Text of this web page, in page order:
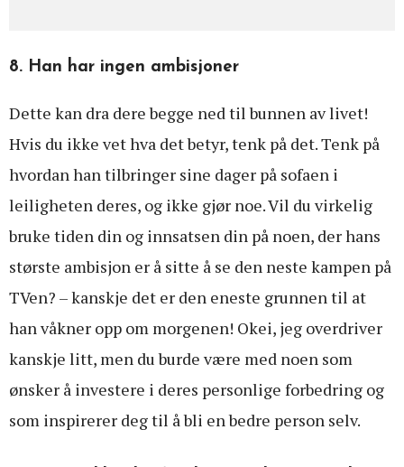
8. Han har ingen ambisjoner
Dette kan dra dere begge ned til bunnen av livet!
Hvis du ikke vet hva det betyr, tenk på det. Tenk på
hvordan han tilbringer sine dager på sofaen i
leiligheten deres, og ikke gjør noe. Vil du virkelig
bruke tiden din og innsatsen din på noen, der hans
største ambisjon er å sitte å se den neste kampen på
TVen? – kanskje det er den eneste grunnen til at
han våkner opp om morgenen! Okei, jeg overdriver
kanskje litt, men du burde være med noen som
ønsker å investere i deres personlige forbedring og
som inspirerer deg til å bli en bedre person selv.